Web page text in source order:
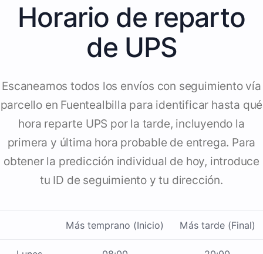
Horario de reparto
de UPS
Escaneamos todos los envíos con seguimiento vía
parcello en Fuentealbilla para identificar hasta qué
hora reparte UPS por la tarde, incluyendo la
primera y última hora probable de entrega. Para
obtener la predicción individual de hoy, introduce
tu ID de seguimiento y tu dirección.
Más temprano (Inicio) Más tarde (Final)